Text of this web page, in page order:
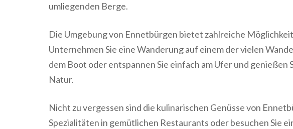
umliegenden Berge.
Die Umgebung von Ennetbürgen bietet zahlreiche
Unternehmen Sie eine Wanderung auf einem der vielen
dem Boot oder entspannen Sie einfach am Ufer und genießen
Natur.
Nicht zu vergessen sind die kulinarischen Genüsse von
Spezialitäten in gemütlichen Restaurants oder besuchen Sie